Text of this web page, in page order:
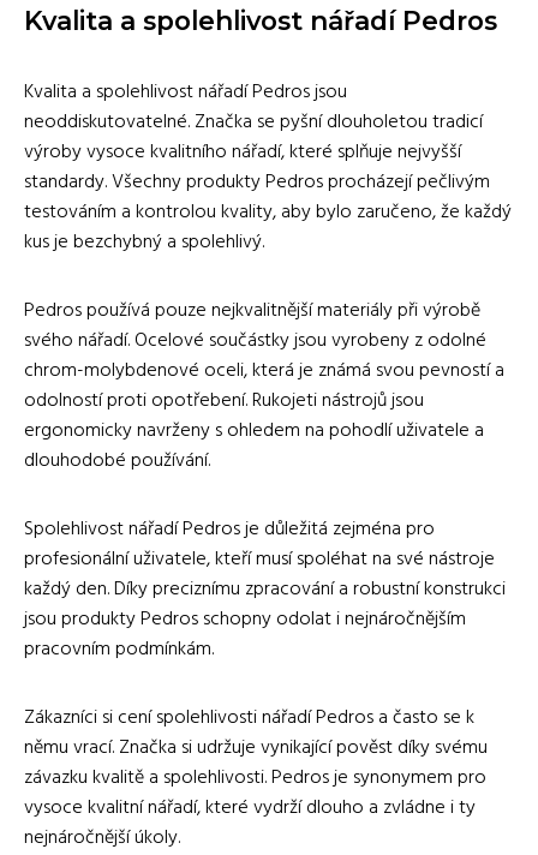
Kvalita a spolehlivost nářadí Pedros
Kvalita a spolehlivost nářadí Pedros jsou
neoddiskutovatelné. Značka se pyšní dlouholetou tradicí
výroby vysoce kvalitního nářadí, které splňuje nejvyšší
standardy. Všechny produkty Pedros procházejí pečlivým
testováním a kontrolou kvality, aby bylo zaručeno, že každý
kus je bezchybný a spolehlivý.
Pedros používá pouze nejkvalitnější materiály při výrobě
svého nářadí. Ocelové součástky jsou vyrobeny z odolné
chrom-molybdenové oceli, která je známá svou pevností a
odolností proti opotřebení. Rukojeti nástrojů jsou
ergonomicky navrženy s ohledem na pohodlí uživatele a
dlouhodobé používání.
Spolehlivost nářadí Pedros je důležitá zejména pro
profesionální uživatele, kteří musí spoléhat na své nástroje
každý den. Díky preciznímu zpracování a robustní konstrukci
jsou produkty Pedros schopny odolat i nejnáročnějším
pracovním podmínkám.
Zákazníci si cení spolehlivosti nářadí Pedros a často se k
němu vrací. Značka si udržuje vynikající pověst díky svému
závazku kvalitě a spolehlivosti. Pedros je synonymem pro
vysoce kvalitní nářadí, které vydrží dlouho a zvládne i ty
nejnáročnější úkoly.